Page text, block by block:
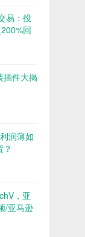
易：投
回
插件大揭
润薄如
，亚
/亚马逊